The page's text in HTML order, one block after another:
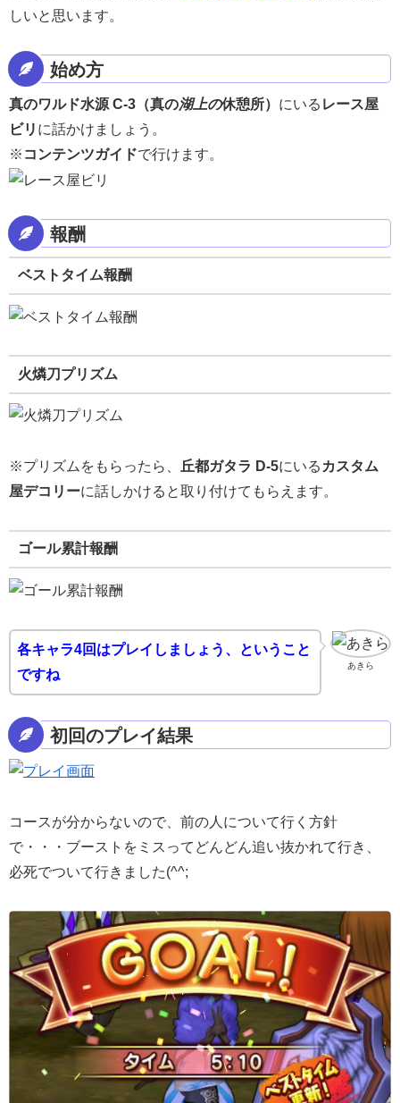
しいと思います。
始め方
真のワルド水源 C-3（真の湖上の休憩所） にいる レース屋
ビリ に話かけましょう。
※ コンテンツガイドで行けます。
報酬
ベストタイム報酬
火燐刀プリズム
※プリズムをもらったら、 丘都ガタラ D-5にいる カスタム
屋デコリーに話しかけると取り付けてもらえます。
ゴール累計報酬
あきら
各キャラ4回はプレイしましょう、ということ
ですね
初回のプレイ結果
コースが分からないので、前の人について行く方針
で・・・ブーストをミスってどんどん追い抜かれて行き、
必死でついて行きました(^^;